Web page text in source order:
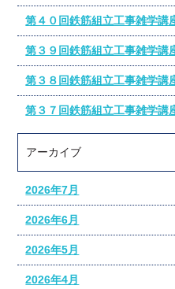
第４０回鉄筋組立工事雑学講
第３９回鉄筋組立工事雑学講
第３８回鉄筋組立工事雑学講
第３７回鉄筋組立工事雑学講
アーカイブ
2026年7月
2026年6月
2026年5月
2026年4月